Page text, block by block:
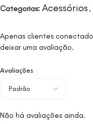
Categorias: Acessórios ,
Avaliações
Não há avaliações ainda.
Apenas clientes
deixar uma avaliação.